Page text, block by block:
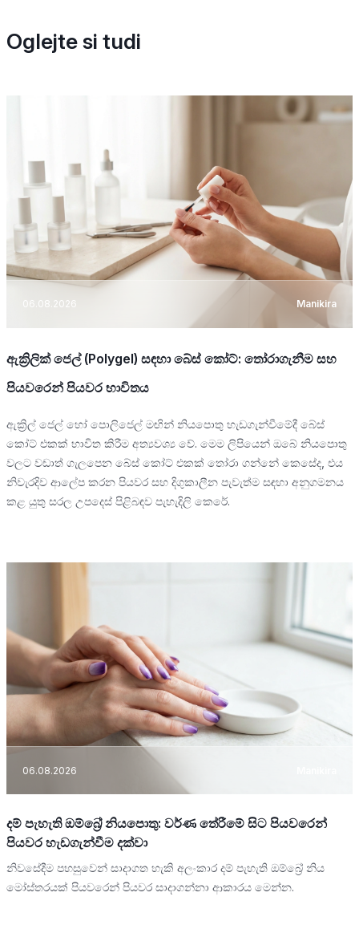
Oglejte si tudi
06.08.2026 Manikira
ඇක්‍රිලික් ජෙල් (Polygel) සඳහා බේස් කෝට්: තෝරාගැනීම සහ
පියවරෙන් පියවර භාවිතය
ඇක්‍රිල් ජෙල් හෝ පොලිජෙල් මඟින් නියපොතු හැඩගැන්වීමේදී බේස්
කෝට් එකක් භාවිත කිරීම අත්‍යවශ්‍ය වේ. මෙම ලිපියෙන් ඔබේ නියපොතු
වලට වඩාත් ගැලපෙන බේස් කෝට් එකක් තෝරා ගන්නේ කෙසේද, එය
නිවැරදිව ආලේප කරන පියවර සහ දිගුකාලීන පැවැත්ම සඳහා අනුගමනය
කළ යුතු සරල උපදෙස් පිළිබඳව පැහැදිලි කෙරේ.
06.08.2026
දම් පැහැති ඔම්බ්‍රේ නියපොතු: වර්ණ තේරීමේ සිට පියවරෙන්
පියවර හැඩගැන්වීම දක්වා
නිවසේදීම පහසුවෙන් සාදාගත හැකි අලංකාර දම් පැහැති ඔම්බ්‍රේ නිය
මෝස්තරයක් පියවරෙන් පියවර සාදාගන්නා ආකාරය මෙන්න.